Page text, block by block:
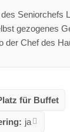
Seniorchefs
gezogenes
der Chef des
für Buffet
ja